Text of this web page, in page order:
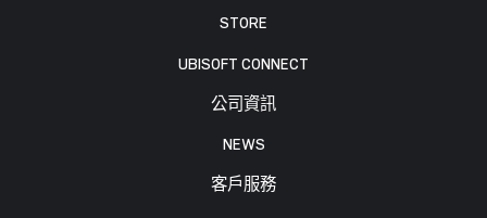
STORE
UBISOFT CONNECT
公司資訊
NEWS
客戶服務